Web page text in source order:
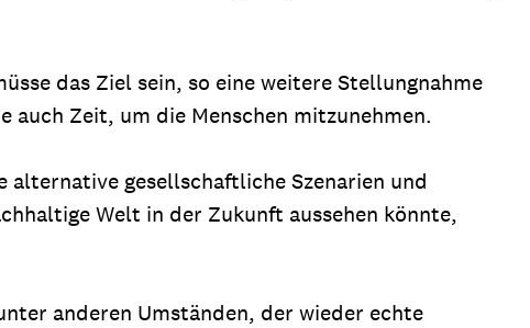
das Ziel sein, so eine weitere Stellungnahme
auch Zeit, um die Menschen mitzunehmen.
gesellschaftliche Szenarien und
Welt in der Zukunft aussehen könnte,
anderen Umständen, der wieder echte